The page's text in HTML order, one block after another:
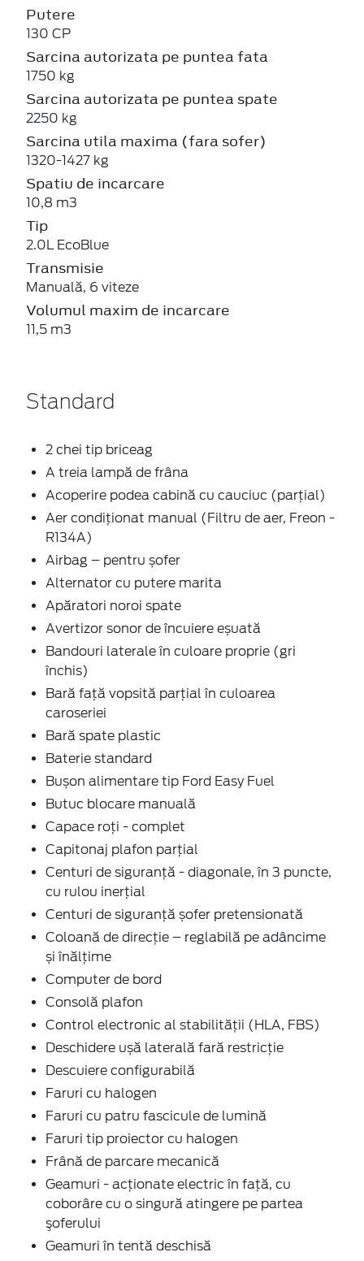
Putere
130 CP
Sarcina autorizata pe puntea fata
1750 kg
Sarcina autorizata pe puntea spate
2250 kg
Sarcina utila maxima (fara sofer)
1320-1427 kg
Spatiu de incarcare
10,8 m3
Tip
2.0L EcoBlue
Transmisie
Manuală, 6 viteze
Volumul maxim de incarcare
11,5 m3
Standard
2 chei tip briceag
A treia lampă de frâna
Acoperire podea cabină cu cauciuc (parțial)
Aer condiţionat manual (Filtru de aer, Freon -
R134A)
Airbag – pentru șofer
Alternator cu putere marita
Apăratori noroi spate
Avertizor sonor de încuiere eșuată
Bandouri laterale în culoare proprie (gri
închis)
Bară față vopsită parțial în culoarea
caroseriei
Bară spate plastic
Baterie standard
Bușon alimentare tip Ford Easy Fuel
Butuc blocare manuală
Capace roți - complet
Capitonaj plafon parţial
Centuri de siguranţă - diagonale, în 3 puncte,
cu rulou inerţial
Centuri de siguranţă șofer pretensionată
Coloană de direcție – reglabilă pe adâncime
și înălțime
Computer de bord
Consolă plafon
Control electronic al stabilității (HLA, FBS)
Deschidere ușă laterală fară restricție
Descuiere configurabilă
Faruri cu halogen
Faruri cu patru fascicule de lumină
Faruri tip proiector cu halogen
Frână de parcare mecanică
Geamuri - acţionate electric în faţă, cu
coborâre cu o singură atingere pe partea
şoferului
Geamuri în tentă deschisă